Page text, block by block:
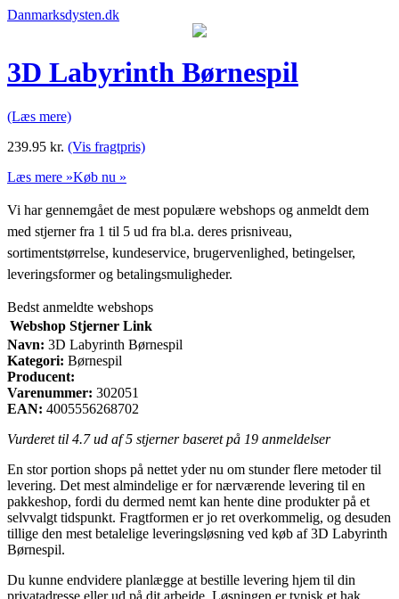
Danmarksdysten.dk
3D Labyrinth Børnespil
(Læs mere)
239.95 kr. (Vis fragtpris)
Læs mere »Køb nu »
Vi har gennemgået de mest populære webshops og anmeldt dem
med stjerner fra 1 til 5 ud fra bl.a. deres prisniveau,
sortimentstørrelse, kundeservice, brugervenlighed, betingelser,
leveringsformer og betalingsmuligheder.
Bedst anmeldte webshops
Webshop Stjerner Link
Navn: 3D Labyrinth Børnespil
Kategori: Børnespil
Producent:
Varenummer: 302051
EAN: 4005556268702
Vurderet til 4.7ud af 5 stjerner baseret på 19 anmeldelser
En stor portion shops på nettet yder nu om stunder flere metoder til
levering. Det mest almindelige er for nærværende levering til en
pakkeshop, fordi du dermed nemt kan hente dine produkter på et
selvvalgt tidspunkt. Fragtformen er jo ret overkommelig, og desuden
tillige den mest betalelige leveringsløsning ved køb af 3D Labyrinth
Børnespil.
Du kunne endvidere planlægge at bestille levering hjem til din
privatadresse eller ud på dit arbejde. Løsningen er typisk et hak